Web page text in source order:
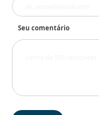
Seu comentário